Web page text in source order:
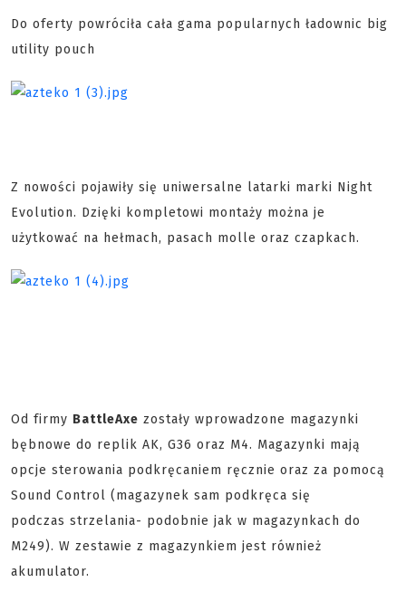
Do oferty powróciła cała gama popularnych ładownic big
utility pouch
Z nowości pojawiły się uniwersalne latarki marki Night
Evolution. Dzięki kompletowi montaży można je
użytkować na hełmach, pasach molle oraz czapkach.
Od firmy BattleAxe zostały wprowadzone magazynki
bębnowe do replik AK, G36 oraz M4. Magazynki mają
opcje sterowania podkręcaniem ręcznie oraz za pomocą
Sound Control (magazynek sam podkręca się
podczas strzelania- podobnie jak w magazynkach do
M249). W zestawie z magazynkiem jest również
akumulator.